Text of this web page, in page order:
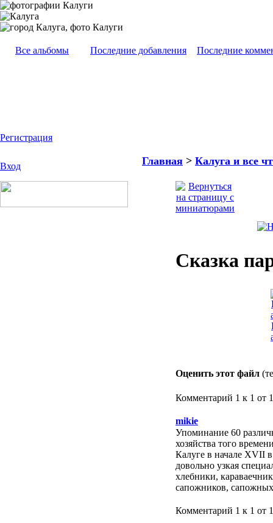
Все альбомы Последние добавления Последние
Регистрация
Вход Главная > Калуга и все
Сказка
Оценить этот файл
Комментарий 1 к 1 от 1
mikie
Упоминание 60
хозяйства того
Калуге в начале XVII
довольно узкая
хлебники,
сапожников,
Комментарий 1 к 1 от 1